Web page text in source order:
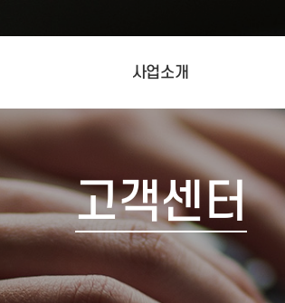
사업소개
인스템 인덕션렌지
인스템 스마트키친 시스템
고객센터